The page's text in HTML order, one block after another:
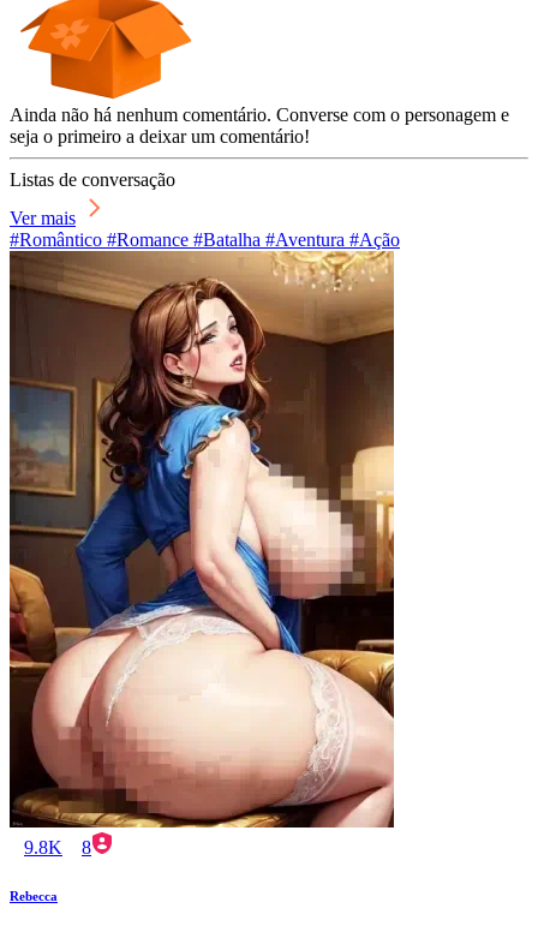
Ainda não há nenhum comentário. Converse com o personagem e
seja o primeiro a deixar um comentário!
Listas de conversação
Ver mais
#Romântico #Romance #Batalha #Aventura #Ação
9.8K 8
Rebecca